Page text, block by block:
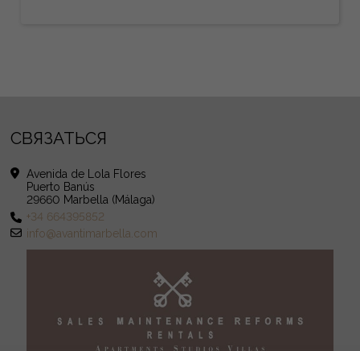
СВЯЗАТЬСЯ
Avenida de Lola Flores
Puerto Banús
29660 Marbella (Málaga)
+34 664395852
info@avantimarbella.com